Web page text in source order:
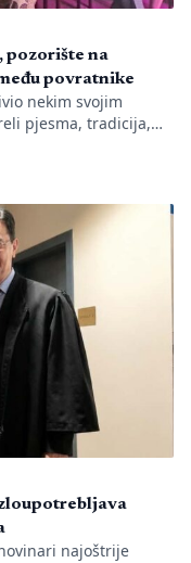
pozorište na
povratnike
nekim svojim
pjesma, tradicija,
jednom su pokazali
najoštrije